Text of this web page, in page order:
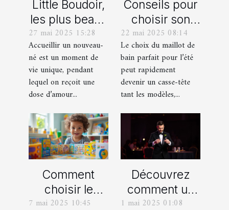
Little Boudoir,
les plus beaux
cadeaux de
naissance
personnalisés
!
27 mai 2025 15:28
Accueillir un nouveau-
né est un moment de
vie unique, pendant
lequel on reçoit une
dose d’amour...
Conseils pour
choisir son
maillot de bain
idéal pour l'été
22 mai 2025 08:14
Le choix du maillot de
bain parfait pour l’été
peut rapidement
devenir un casse-tête
tant les modèles,...
Comment
choisir le
meilleur jeu
7 mai 2025 10:45
Découvrez
comment un
spectacle de
1 mai 2025 01:08